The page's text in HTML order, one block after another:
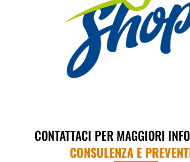
CONTATTACI PER MAGGIORI
CONSULENZA E